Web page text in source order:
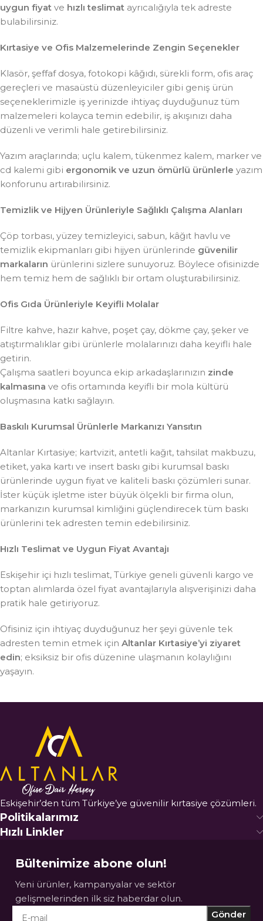
uygun fiyat ve hızlı teslimat ayrıcalığıyla tek adreste
bulabilirsiniz.
Kırtasiye ve Ofis Malzemelerinde Zengin Seçenekler
Klasör, şeffaf dosya, fotokopi kâğıdı, sürekli form, ofis araç
gereçleri ve masaüstü düzenleyiciler gibi geniş ürün
seçeneklerimizle iş yerinizde ihtiyaç duyduğunuz tüm
malzemeleri kolayca temin edebilir, iş akışınızı daha
düzenli ve verimli hale getirebilirsiniz.
Yazım araçlarında; uçlu kalem, tükenmez kalem, marker ve
cd kalemi gibi ergonomik ve uzun ömürlü ürünlerle yazım
konforunu artırabilirsiniz.
Temizlik ve Hijyen Ürünleriyle Sağlıklı Çalışma Alanları
Çöp torbası, yüzey temizleyici, sabun, kâğıt havlu ve
temizlik ekipmanları gibi hijyen ürünlerinde güvenilir
markaların ürünlerini sizlere sunuyoruz. Böylece ofisinizde
hem temiz hem de sağlıklı bir ortam oluşturabilirsiniz.
Ofis Gıda Ürünleriyle Keyifli Molalar
Filtre kahve, hazır kahve, poşet çay, dökme çay, şeker ve
atıştırmalıklar gibi ürünlerle molalarınızı daha keyifli hale
getirin.
Çalışma saatleri boyunca ekip arkadaşlarınızın zinde
kalmasına ve ofis ortamında keyifli bir mola kültürü
oluşmasına katkı sağlayın.
Baskılı Kurumsal Ürünlerle Markanızı Yansıtın
Altanlar Kırtasiye; kartvizit, antetli kağıt, tahsilat makbuzu,
etiket, yaka kartı ve insert baskı gibi kurumsal baskı
ürünlerinde uygun fiyat ve kaliteli baskı çözümleri sunar.
İster küçük işletme ister büyük ölçekli bir firma olun,
markanızın kurumsal kimliğini güçlendirecek tüm baskı
ürünlerini tek adresten temin edebilirsiniz.
Hızlı Teslimat ve Uygun Fiyat Avantajı
Eskişehir içi hızlı teslimat, Türkiye geneli güvenli kargo ve
toptan alımlarda özel fiyat avantajlarıyla alışverişinizi daha
pratik hale getiriyoruz.
Ofisiniz için ihtiyaç duyduğunuz her şeyi güvenle tek
adresten temin etmek için Altanlar Kırtasiye’yi ziyaret
edin; eksiksiz bir ofis düzenine ulaşmanın kolaylığını
yaşayın.
Eskişehir’den tüm Türkiye’ye güvenilir kırtasiye çözümleri.
Politikalarımız
Hızlı Linkler
Bültenimize abone olun!
Yeni ürünler, kampanyalar ve sektör
gelişmelerinden ilk siz haberdar olun.